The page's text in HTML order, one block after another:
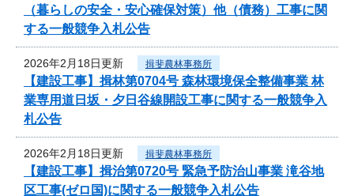
（暮らしの安全・安心確保対策）他（債務）工事に関
する一般競争入札公告
2026年2月18日更新 揖斐農林事務所
【建設工事】揖林第0704号 森林環境保全整備事業 林
業専用道日坂・夕日谷線開設工事に関する一般競争入
札公告
2026年2月18日更新 揖斐農林事務所
【建設工事】揖治第0720号 緊急予防治山事業 滝谷地
区工事(ゼロ国)に関する一般競争入札公告